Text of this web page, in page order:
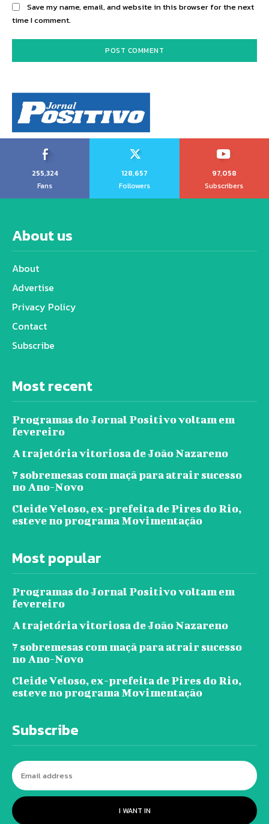
Save my name, email, and website in this browser for the next
time I comment.
255,324
Fans
128,657
Followers
97,058
Subscribers
About us
About
Advertise
Privacy Policy
Contact
Subscribe
Most recent
Programas do Jornal Positivo voltam em
fevereiro
A trajetória vitoriosa de João Nazareno
7 sobremesas com maçã para atrair sucesso
no Ano-Novo
Cleide Veloso, ex-prefeita de Pires do Rio,
esteve no programa Movimentação
Most popular
Programas do Jornal Positivo voltam em
fevereiro
A trajetória vitoriosa de João Nazareno
7 sobremesas com maçã para atrair sucesso
no Ano-Novo
Cleide Veloso, ex-prefeita de Pires do Rio,
esteve no programa Movimentação
Subscribe
I WANT IN